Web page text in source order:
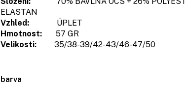
barva
ELASTAN
Vzhled:
ÚPLET
Hmotnost:
57 GR
Velikosti:
35/38-39/42-43/46-47/50